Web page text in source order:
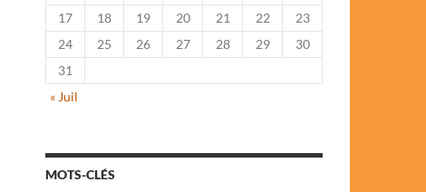
17
18 19 20 21 22
23
24
25 26 27 28 29
30
31
« Juil
MOTS-CLÉS